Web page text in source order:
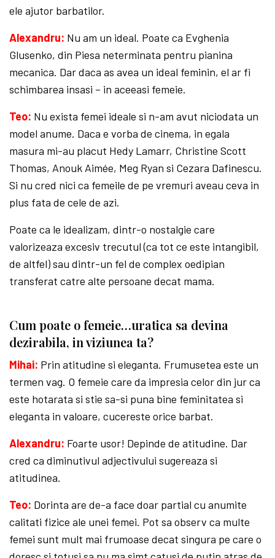
ele ajutor barbatilor.
Alexandru: Nu am un ideal. Poate ca Evghenia
Glusenko, din Piesa neterminata pentru pianina
mecanica. Dar daca as avea un ideal feminin, el ar fi
schimbarea insasi – in aceeasi femeie.
Teo: Nu exista femei ideale si n-am avut niciodata un
model anume. Daca e vorba de cinema, in egala
masura mi-au placut Hedy Lamarr, Christine Scott
Thomas, Anouk Aimée, Meg Ryan si Cezara Dafinescu.
Si nu cred nici ca femeile de pe vremuri aveau ceva in
plus fata de cele de azi.
Poate ca le idealizam, dintr-o nostalgie care
valorizeaza excesiv trecutul (ca tot ce este intangibil,
de altfel) sau dintr-un fel de complex oedipian
transferat catre alte persoane decat mama.
Cum poate o femeie…uratica sa devina
dezirabila, in viziunea ta?
Mihai: Prin atitudine si eleganta. Frumusetea este un
termen vag. O femeie care da impresia celor din jur ca
este hotarata si stie sa-si puna bine feminitatea si
eleganta in valoare, cucereste orice barbat.
Alexandru: Foarte usor! Depinde de atitudine. Dar
cred ca diminutivul adjectivului sugereaza si
atitudinea.
Teo: Dorinta are de-a face doar partial cu anumite
calitati fizice ale unei femei. Pot sa observ ca multe
femei sunt mult mai frumoase decat singura pe care o